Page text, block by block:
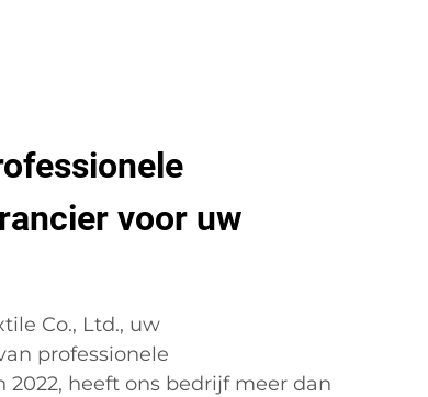
voor uw
Co., Ltd., uw
professionele
heeft ons bedrijf meer dan